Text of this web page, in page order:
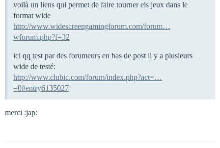
voilà un liens qui permet de faire tourner els jeux dans le
format wide
http://www.widescreengamingforum.com/forum…
wforum.php?f=32
ici qq test par des forumeurs en bas de post il y a plusieurs
wide de testé:
http://www.clubic.com/forum/index.php?act=…
=0#entry6135027
merci :jap: